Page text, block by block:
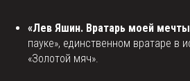
«Лев Яшин. Вратарь моей
пауке», единственном вратаре в
«Золотой мяч».